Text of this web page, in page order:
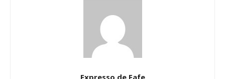
Expresso de Fafe